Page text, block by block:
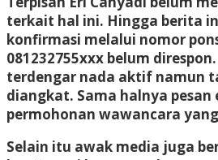
terkait hal ini. Hingga berita
konfirmasi melalui nomor
081232755xxx belum
terdengar nada aktif namun
diangkat. Sama halnya
permohonan wawancara
Selain itu awak media juga